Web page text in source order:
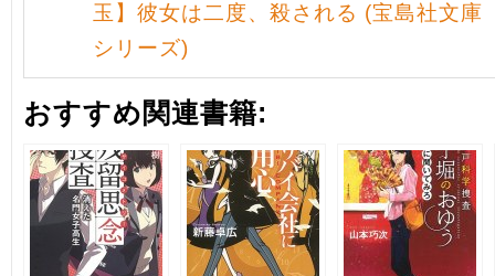
玉】彼女は二度、殺される (宝島社文庫
シリーズ)
おすすめ関連書籍: